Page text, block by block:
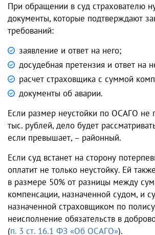
При обращении в суд страхователю
документы, которые подтверждают
требований:
заявление и ответ на него;
досудебная претензия и ответ на
расчет страховщика с суммой
документы об аварии.
Если размер неустойки по ОСАГО не
тыс. рублей, дело будет
если превышает, – районный.
Если суд встанет на сторону
оплатит не только неустойку. Ей
в размере 50% от разницы между
компенсации, назначенной судом, и
назначенной страховщиком по
неисполнение обязательств в
(п. 3 ст. 16.1 ФЗ «Об ОСАГО»).